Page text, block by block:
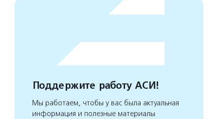
Поддержите работу АСИ!
Мы работаем, чтобы у вас была актуальная
информация и полезные материалы